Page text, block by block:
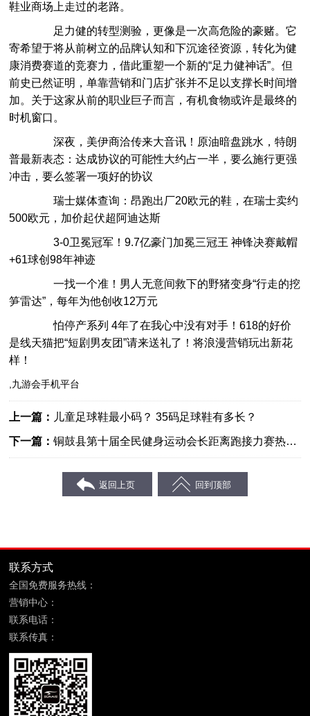
鞋业商场上走过的老路。
足力健的转型测验，更像是一次高危险的豪赌。它
寄希望于将从前树立的品牌认知和下沉途径资源，转化为健
康消费赛道的竞赛力，借此重塑一个新的“足力健神话”。但
前史已然证明，单靠营销和门店扩张并不足以支撑长时间增
加。关于这家从前的职业巨子而言，有机食物或许是最终的
时机窗口。
深夜，美伊商洽传来大音讯！原油暗盘跳水，特朗
普最新表态：达成协议的可能性大约占一半，要么施行更强
冲击，要么签署一项好的协议
瑞士媒体查询：昂跑出厂20欧元的鞋，在瑞士卖约
500欧元，加价起伏超阿迪达斯
3-0卫冕冠军！9.7亿豪门加冕三冠王 神锋决赛戴帽
+61球创98年神迹
一找一个准！男人无意间救下的野猪变身“行走的挖
笋雷达”，每年为他创收12万元
怕停产系列 4年了在我心中没有对手！618的好价
是线天猫把“短剧男友团”请来送礼了！将浪漫营销玩出新花
样！
,九游会手机平台
上一篇： 儿童足球鞋最小码？ 35码足球鞋有多长？
下一篇：铜鼓县第十届全民健身运动会长距离跑接力赛热情
开跑
联系方式
全国免费服务热线：
营销中心：
联系电话：
联系传真：